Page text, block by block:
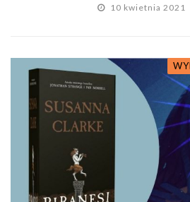
10 kwietnia 2021